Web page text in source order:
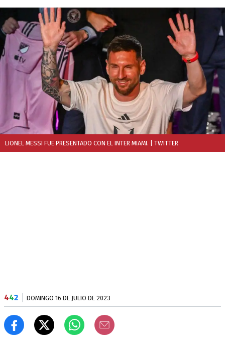
LIONEL MESSI FUE PRESENTADO CON EL INTER MIAMI. | TWITTER
442 DOMINGO 16 DE JULIO DE 2023